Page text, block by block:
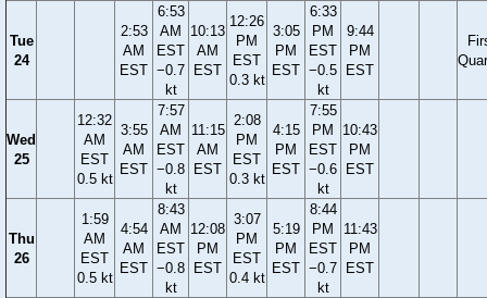
Tue
24
2:53
AM
EST
6:53
AM
EST
−0.7
kt
10:13
AM
EST
12:26
PM
EST
0.3 kt
3:05
PM
EST
6:33
PM
EST
−0.5
kt
9:44
PM
EST
Wed
25
12:32
AM
EST
0.5 kt
3:55
AM
EST
7:57
AM
EST
−0.8
kt
11:15
AM
EST
2:08
PM
EST
0.3 kt
4:15
PM
EST
7:55
PM
EST
−0.6
kt
10:43
PM
EST
Thu
26
1:59
AM
EST
0.5 kt
4:54
AM
EST
8:43
AM
EST
−0.8
kt
12:08
PM
EST
3:07
PM
EST
0.4 kt
5:19
PM
EST
8:44
PM
EST
−0.7
kt
11:43
PM
EST